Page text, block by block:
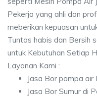
Pekerja yang ahli dan
meberikan kepuasan
Tuntas habis dan Bersih
untuk Kebutuhan Setiap
Layanan Kami :
Jasa Bor pompa
Jasa Bor Sumur di